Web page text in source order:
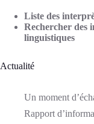
Liste des
Rechercher des
linguistiques
Actualité
Un moment
Rapport